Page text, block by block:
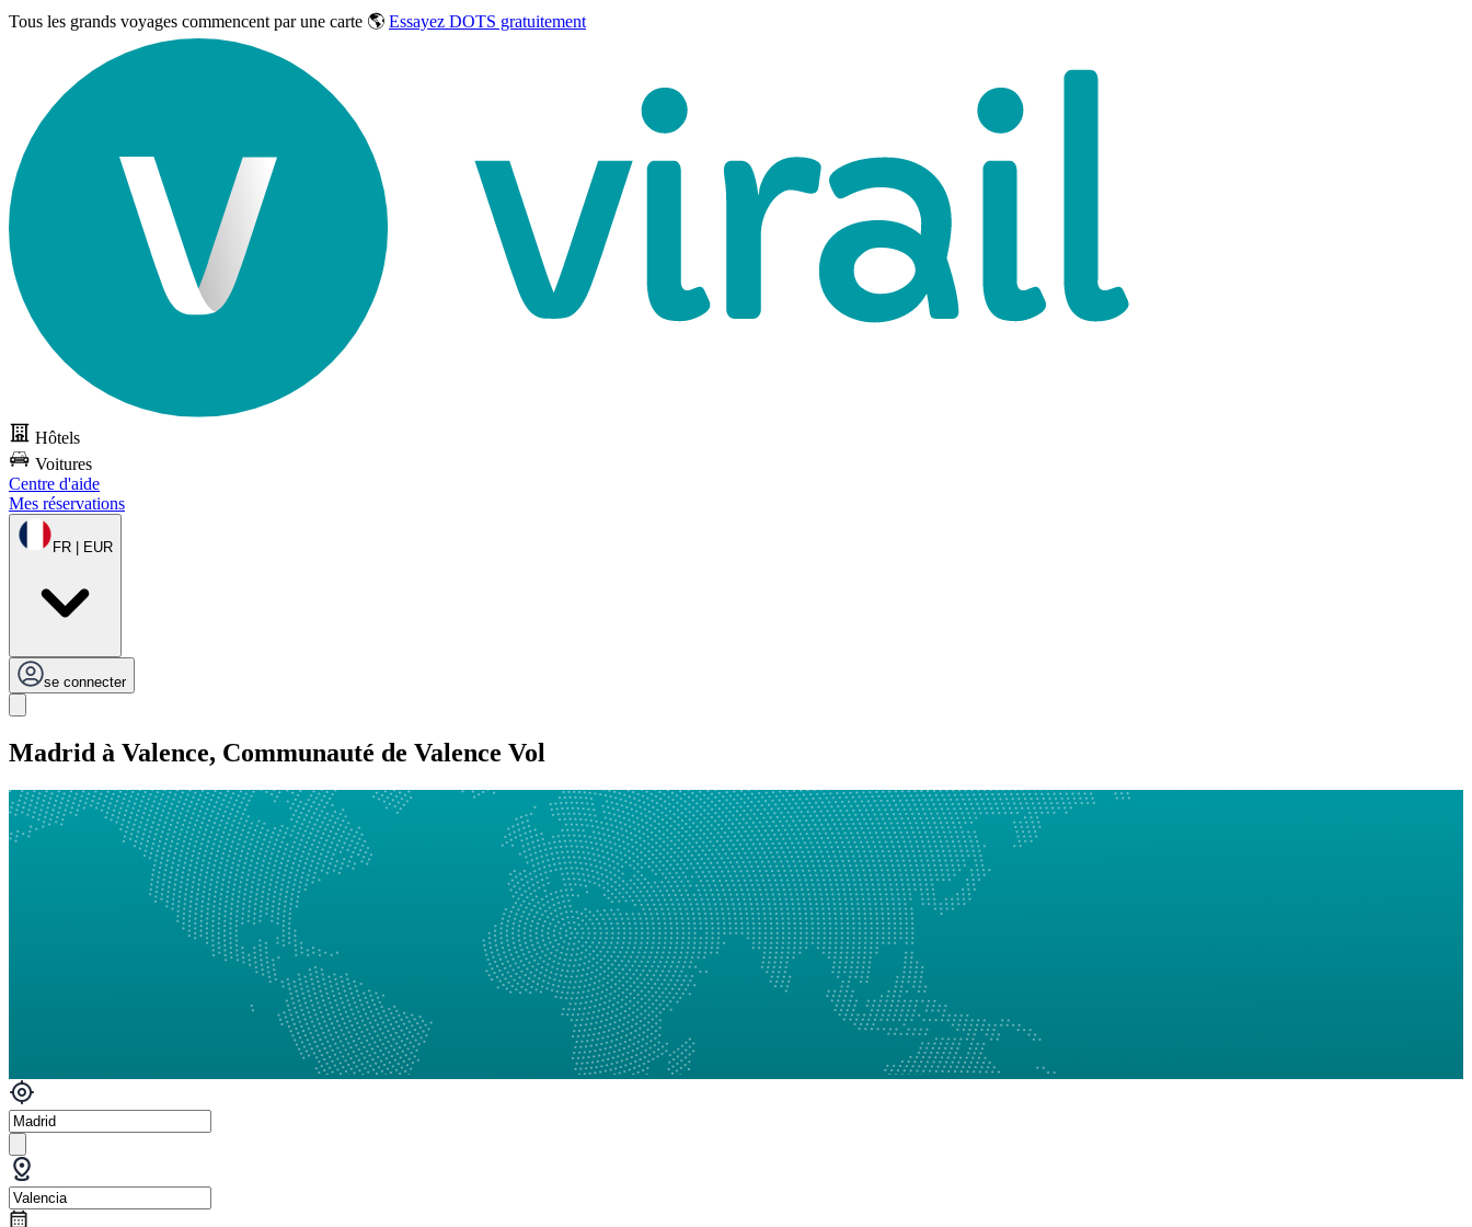
Tous les grands voyages commencent par une carte 🌎 Essayez DOTS gratuitement
Hôtels
Voitures
Centre d'aide
Mes réservations
FR | EUR
se connecter
Madrid à Valence, Communauté de Valence Vol